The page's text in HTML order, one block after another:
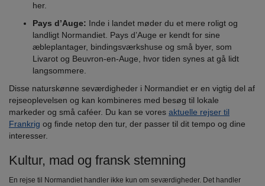
her.
Pays d’Auge: Inde i landet møder du et mere roligt og
landligt Normandiet. Pays d’Auge er kendt for sine
æbleplantager, bindingsværkshuse og små byer, som
Livarot og Beuvron-en-Auge, hvor tiden synes at gå lidt
langsommere.
Disse naturskønne seværdigheder i Normandiet er en vigtig del af
rejseoplevelsen og kan kombineres med besøg til lokale
markeder og små caféer. Du kan se vores aktuelle rejser til
Frankrig og finde netop den tur, der passer til dit tempo og dine
interesser.
Kultur, mad og fransk stemning
En rejse til Normandiet handler ikke kun om seværdigheder. Det handler